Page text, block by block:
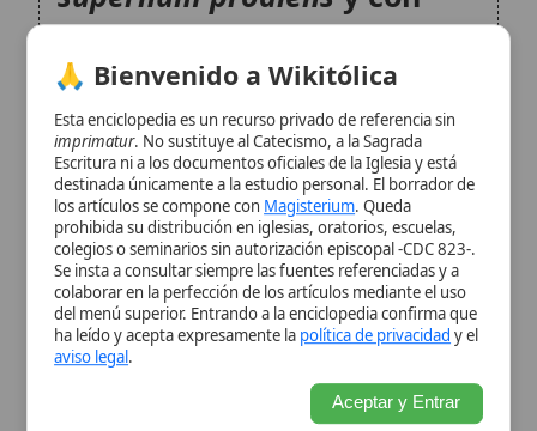
latín y límites de traducción
Empleo musical fuera de la
bendición
Comentario espiritual del
texto
Historia musical y
recepciones en la tradición
Ediciones devocionales y
formulaciones litúrgicas
prohibida su distribución en iglesias, oratorios, escuelas,
colegios o seminarios sin autorización episcopal -CDC 823-.
colaborar en la perfección de los artículos mediante el uso
del menú superior. Entrando a la enciclopedia confirma que
ha leído y acepta expresamente la
política de privacidad
y el
aviso legal.
Aceptar y Entrar